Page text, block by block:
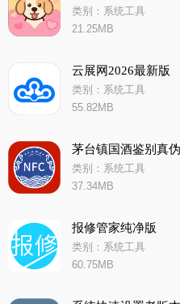
类别：系统工具
21.25MB
云展网2026最新版
类别：系统工具
55.82MB
茅台镇国酒鉴别真
类别：系统工具
37.34MB
报修管家纯净版
类别：系统工具
60.75MB